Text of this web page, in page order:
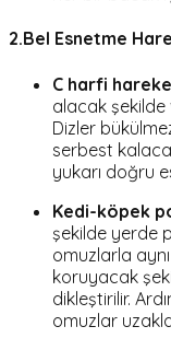
2.Bel Esnetme
C harfi
alacak şekilde
Dizler
serbest
yukarı doğru
Kedi-köpek
şekilde yerde
omuzlarla
koruyacak
dikleştirilir.
omuzlar